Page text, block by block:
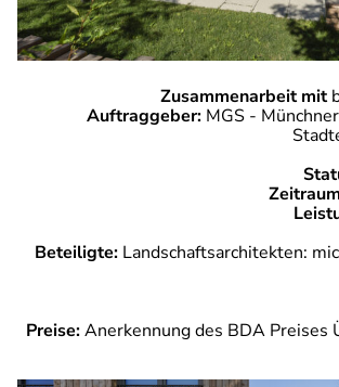
Zusammenarbeit mit
Auftraggeber: MGS -
Beteiligte: Landschaftsarchitekten:
Preise:Anerkennung des BDA Preises